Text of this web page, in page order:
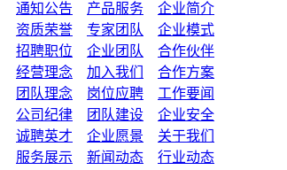
通知公告
产品服务
企业简介
资质荣誉
专家团队
企业模式
招聘职位
企业团队
合作伙伴
经营理念
加入我们
合作方案
团队理念
岗位应聘
工作要闻
公司纪律
团队建设
企业安全
诚聘英才
企业愿景
关于我们
服务展示
新闻动态
行业动态